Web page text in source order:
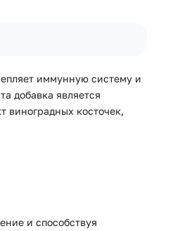
иммунную систему и
добавка является
виноградных косточек,
и способствуя